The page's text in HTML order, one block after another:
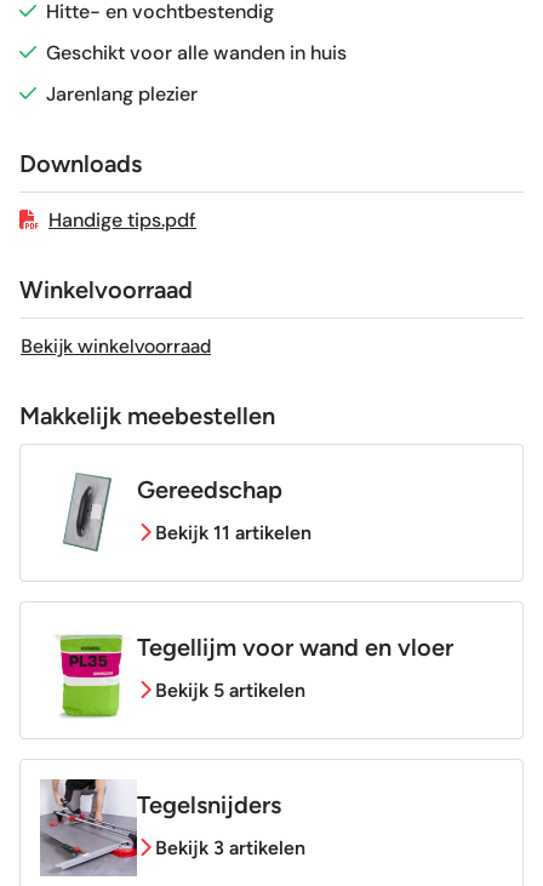
Vorstbestendig
Hitte- en vochtbestendig
Geschikt voor alle wanden in huis
Jarenlang plezier
Downloads
Handige tips.pdf
Winkelvoorraad
Bekijk winkelvoorraad
Makkelijk meebestellen
Gereedschap
Bekijk 11 artikelen
Tegellijm voor wand en vloer
Bekijk 5 artikelen
Tegelsnijders
Bekijk 3 artikelen